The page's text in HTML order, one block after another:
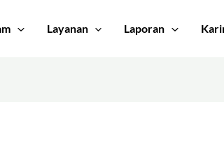
Layanan Laporan